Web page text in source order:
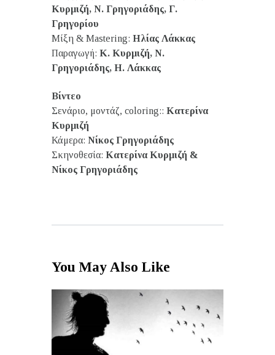
Κυρμιζή, Ν. Γρηγοριάδης, Γ.
Γρηγορίου
Μίξη & Mastering: Ηλίας Λάκκας
Παραγωγή: Κ. Κυρμιζή, Ν.
Γρηγοριάδης, Η. Λάκκας
Βίντεο
Σενάριο, μοντάζ, coloring:: Κατερίνα
Κυρμιζή
Κάμερα: Νίκος Γρηγοριάδης
Σκηνοθεσία: Κατερίνα Κυρμιζή &
Νίκος Γρηγοριάδης
You May Also Like